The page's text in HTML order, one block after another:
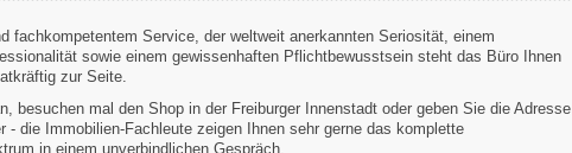
fachkompetentem Service, der weltweit anerkannten Seriosität, einem
sowie einem gewissenhaften Pflichtbewusstsein steht das Büro Ihnen
zur Seite.
besuchen mal den Shop in der Freiburger Innenstadt oder geben Sie die Adresse
- die Immobilien-Fachleute zeigen Ihnen sehr gerne das komplette
in einem unverbindlichen Gespräch.